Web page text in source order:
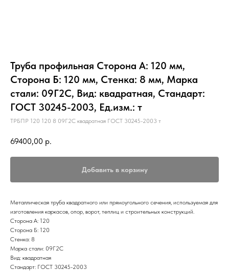
Труба профильная Сторона А: 120 мм,
Сторона Б: 120 мм, Стенка: 8 мм, Марка
стали: 09Г2С, Вид: квадратная, Стандарт:
ГОСТ 30245-2003, Ед.изм.: т
ТРБПР 120 120 8 09Г2С квадратная ГОСТ 30245-2003 т
69400,00 р.
Добавить в корзину
Металлическая труба квадратного или прямоугольного сечения, используемая для
изготовления каркасов, опор, ворот, теплиц и строительных конструкций.
Сторона А: 120
Сторона Б: 120
Стенка: 8
Марка стали: 09Г2С
Вид: квадратная
Стандарт: ГОСТ 30245-2003